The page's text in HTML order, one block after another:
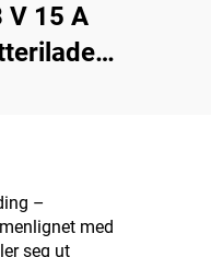
V 15 A
inn
–
med
seg ut